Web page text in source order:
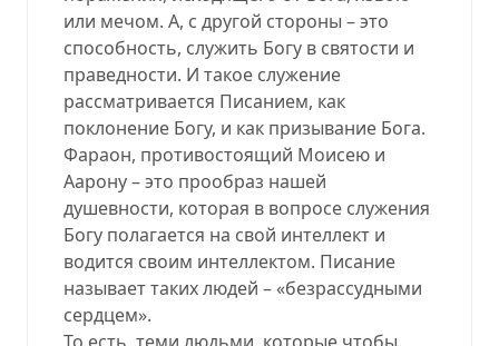
или мечом. А, с другой стороны – это
способность, служить Богу в святости и
праведности. И такое служение
рассматривается Писанием, как
поклонение Богу, и как призывание Бога.
Фараон, противостоящий Моисею и
Аарону – это прообраз нашей
душевности, которая в вопросе служения
Богу полагается на свой интеллект и
водится своим интеллектом. Писание
называет таких людей – «безрассудными
сердцем».